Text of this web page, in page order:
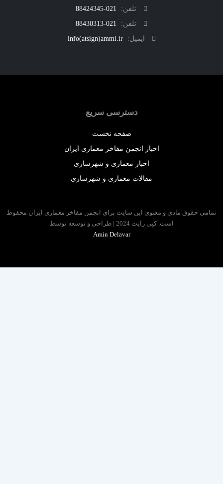
تلفن:
021-88424345
تلفن:
021-88430313
ایمیل:
info(atsign)ammi.ir
دسترسی سریع
صفحه نخست
اخبار انجمن مفاخر معماری ایران
اخبار معماری و شهرسازی
مقالات معماری و شهرسازی
حقوق مادی و معنوی این سایت برای انجمن مفاخر معماری ایران محفوظ
است. کپی رایت 2024 | طراحی و توسعه توسط
Amin Delavar